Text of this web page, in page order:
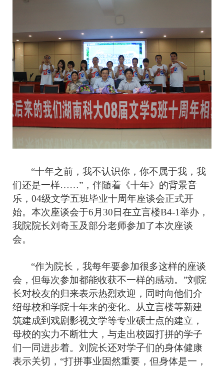
“十年之前，我不认识你，你不属于我，我
们还是一样……”，伴随着《十年》的背景音
乐，04级文学五班毕业十周年座谈会正式开
始。本次座谈会于6月30日在立言楼B4-1举办，
我院院长刘奇玉及部分老师参加了本次座谈
会。
“作为院长，我每年要参加很多这样的座谈
会，但每次参加都能收获不一样的感动。”刘院
长对校友的归来表示热烈欢迎，同时向他们介
绍母校和学院十年来的变化。从立言楼等新建
筑建成到戏剧影视文学等专业硕士点的建立，
母校的实力不断壮大，与走出校园打拼的学子
们一同进步着。刘院长还对学子们的身体健康
表示关切，“打拼事业固然重要，但身体是一，